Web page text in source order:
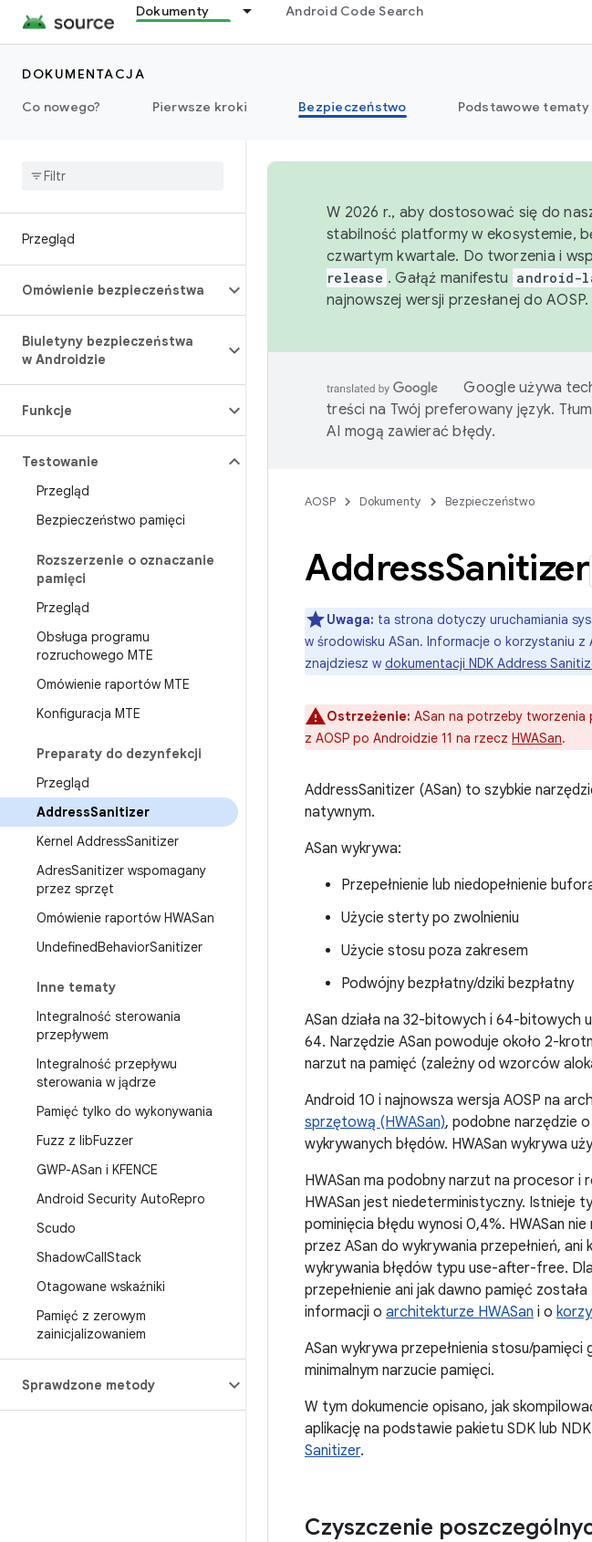
Dokumenty Android Code Search
DOKUMENTACJA
Co nowego?
Pierwsze kroki Bezpieczeństwo Podstawowe tematy
Przegląd
Omówienie bezpieczeństwa
Biuletyny bezpieczeństwa
w Androidzie
Funkcje
Testowanie
Przegląd
Bezpieczeństwo pamięci
Rozszerzenie o oznaczanie
pamięci
Przegląd
Obsługa programu
rozruchowego MTE
Omówienie raportów MTE
Konfiguracja MTE
Preparaty do dezynfekcji
Przegląd
AddressSanitizer
Kernel AddressSanitizer
AdresSanitizer wspomagany
przez sprzęt
Omówienie raportów HWASan
UndefinedBehaviorSanitizer
Inne tematy
Integralność sterowania
przepływem
Integralność przepływu
sterowania w jądrze
Pamięć tylko do wykonywania
Fuzz z libFuzzer
GWP-ASan i KFENCE
Android Security AutoRepro
Scudo
ShadowCallStack
Otagowane wskaźniki
Pamięć z zerowym
zainicjalizowaniem
Sprawdzone metody
W 2026 r., aby dostosować się do
stabilność platformy w ekosystemie,
czwartym kwartale. Do tworzenia i
release . Gałąź manifestu android-
najnowszej wersji przesłanej do
Google używa
treści na Twój preferowany język.
AI mogą zawierać błędy.
AOSP Dokumenty Bezpieczeństwo
AddressSanitizer
Uwaga: ta strona dotyczy uruchamiania
w środowisku ASan. Informacje o korzystaniu
znajdziesz w dokumentacji NDK Address
Ostrzeżenie: ASan na potrzeby tworzenia
z AOSP po Androidzie 11 na rzecz HWASan.
AddressSanitizer (ASan) to szybkie
natywnym.
ASan wykrywa:
Przepełnienie lub niedopełnienie
Użycie sterty po zwolnieniu
Użycie stosu poza zakresem
Podwójny bezpłatny/dziki bezpłatny
ASan działa na 32-bitowych i 64-bitowych
64. Narzędzie ASan powoduje około 2-
narzut na pamięć (zależny od wzorców
Android 10 i najnowsza wersja AOSP na
sprzętową (HWASan), podobne narzędzie
wykrywanych błędów. HWASan wykrywa
HWASan ma podobny narzut na procesor i
HWASan jest niedeterministyczny.
pominięcia błędu wynosi 0,4%. HWASan
przez ASan do wykrywania przepełnień,
wykrywania błędów typu use-after-free.
przepełnienie ani jak dawno pamięć
informacji o architekturze HWASan i o
ASan wykrywa przepełnienia stosu/
minimalnym narzucie pamięci.
W tym dokumencie opisano, jak
aplikację na podstawie pakietu SDK lub
Sanitizer.
Czyszczenie